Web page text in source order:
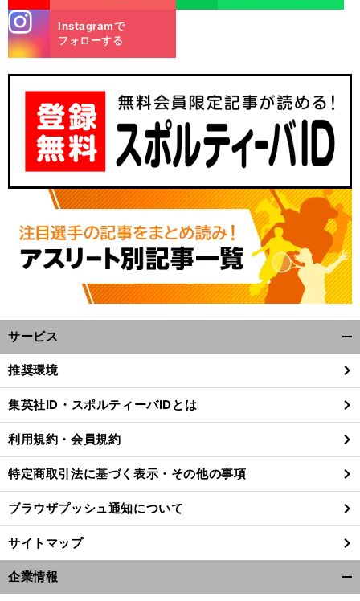
前
m
Instagramで
フォローする
サービス
閉
る
推奨環境
集英社ID・スポルティーバIDとは
利用規約・会員規約
特定商取引法に基づく表示・その他の事項
ブラウザプッシュ通知について
サイトマップ
企業情報